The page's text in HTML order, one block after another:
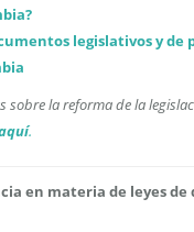
legislativos y de
sobre la reforma de la
.
en materia de leyes de